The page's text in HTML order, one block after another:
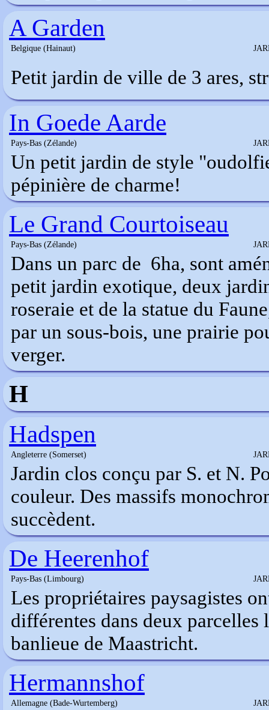
A Garden
Belgique (Hainaut)
Petit jardin de ville de 3 ares,
In Goede Aarde
Pays-Bas (Zélande)
Un petit jardin de style
pépinière de charme!
Le Grand Courtoiseau
Pays-Bas (Zélande)
Dans un parc de 6ha, sont
petit jardin exotique, deux
roseraie et de la statue du
par un sous-bois, une prairie
verger.
H
Hadspen
Angleterre (Somerset)
Jardin clos conçu par S. et N.
couleur. Des massifs
succèdent.
De Heerenhof
Pays-Bas (Limbourg)
Les propriétaires paysagistes
différentes dans deux parcelles
banlieue de Maastricht.
Hermannshof
Allemagne (Bade-Wurtemberg)